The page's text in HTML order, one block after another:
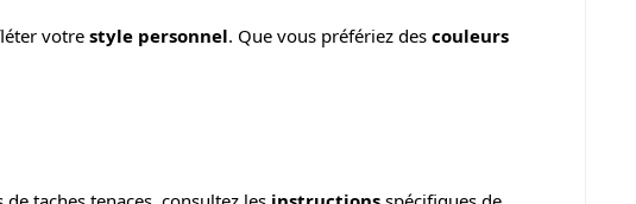
votrestyle personnel. Que vous préfériez descouleurs